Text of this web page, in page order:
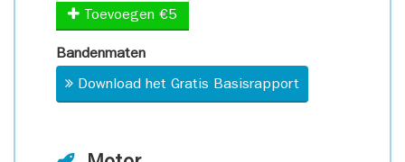
Toevoegen €5
Bandenmaten
Download het Gratis Basisrapport